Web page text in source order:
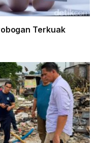
Terkuak